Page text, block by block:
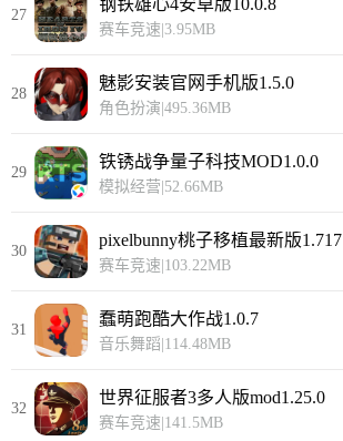
27
赛车竞速|3.95MB
28
魅影安装官网手机版1.5.0
角色扮演|495.36MB
29
铁锈战争量子科技MOD1.0.0
模拟经营|52.66MB
30
pixelbunny桃子移植最新版1.717
赛车竞速|103.22MB
31
蠢萌跑酷大作战1.0.7
音乐舞蹈|114.48MB
32
世界征服者3多人版mod1.25.0
赛车竞速|141.5MB